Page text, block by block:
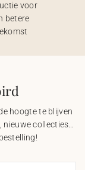
voor
betere
hoogte te blijven
collecties…